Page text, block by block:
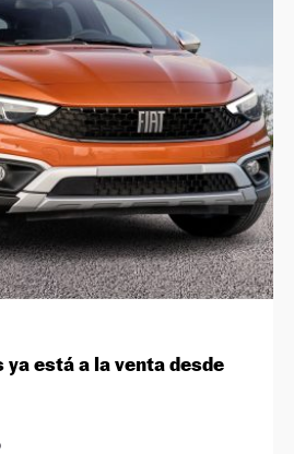
ya está a la venta desde